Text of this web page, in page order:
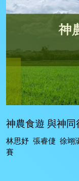
神農食遊 與神
林思妤 張睿倢 徐翊
賽